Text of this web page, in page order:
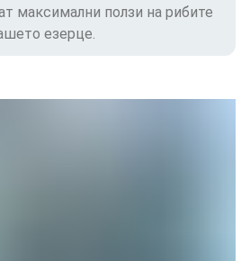
максимални ползи на рибите
езерце.